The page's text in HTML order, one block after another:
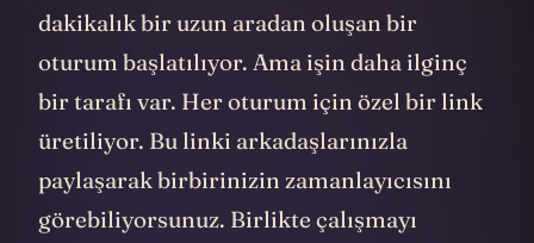
dakikalık bir uzun aradan oluşan bir
oturum başlatılıyor. Ama işin daha ilginç
bir tarafı var. Her oturum için özel bir link
üretiliyor. Bu linki arkadaşlarınızla
paylaşarak birbirinizin zamanlayıcısını
görebiliyorsunuz. Birlikte çalışmayı